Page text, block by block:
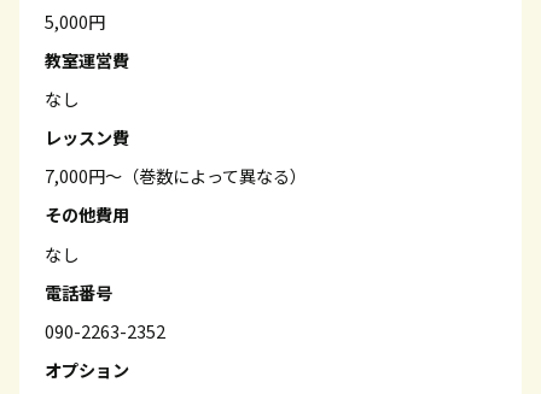
5,000円
教室運営費
なし
レッスン費
7,000円～（巻数によって異なる）
その他費用
なし
電話番号
090-2263-2352
オプション